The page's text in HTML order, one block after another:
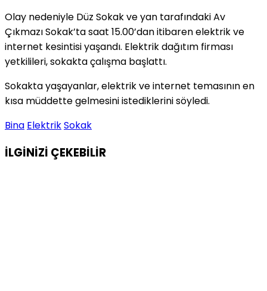
Olay nedeniyle Düz Sokak ve yan tarafındaki Av
Çıkmazı Sokak’ta saat 15.00’dan itibaren elektrik ve
internet kesintisi yaşandı. Elektrik dağıtım firması
yetkilileri, sokakta çalışma başlattı.
Sokakta yaşayanlar, elektrik ve internet temasının en
kısa müddette gelmesini istediklerini söyledi.
Bina ElektrikSokak
İLGİNİZİ ÇEKEBİLİR